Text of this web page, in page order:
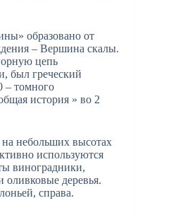
образовано от
– Вершина скалы.
цепь
был греческий
– томного
история » во 2
на небольших высотах
используются
виноградники,
деревья.
справа.